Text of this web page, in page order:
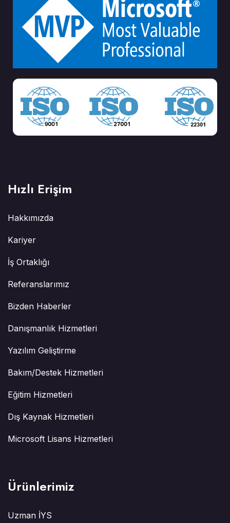
Hızlı Erişim
Hakkımızda
Kariyer
İş Ortaklığı
Referanslarımız
Bizden Haberler
Danışmanlık Hizmetleri
Yazılım Geliştirme
Bakım/Destek Hizmetleri
Eğitim Hizmetleri
Dış Kaynak Hizmetleri
Microsoft Lisans Hizmetleri
Ürünlerimiz
Uzman İYS